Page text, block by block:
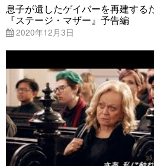
息子が遺したゲイバーを再建する
『ステージ・マザー』予告編
2020年12月3日